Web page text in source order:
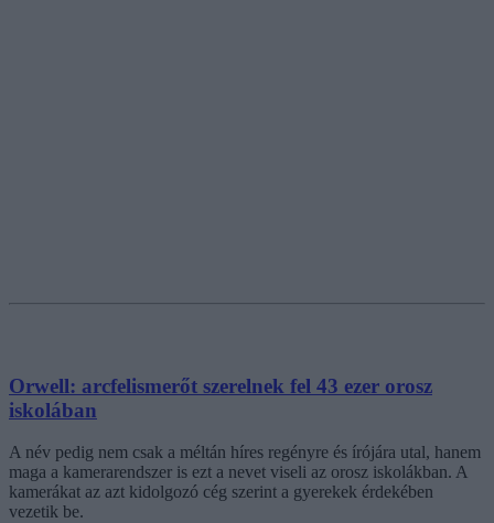
Orwell: arcfelismerőt szerelnek fel 43 ezer orosz
iskolában
A név pedig nem csak a méltán híres regényre és írójára utal, hanem
maga a kamerarendszer is ezt a nevet viseli az orosz iskolákban. A
kamerákat az azt kidolgozó cég szerint a gyerekek érdekében
vezetik be.